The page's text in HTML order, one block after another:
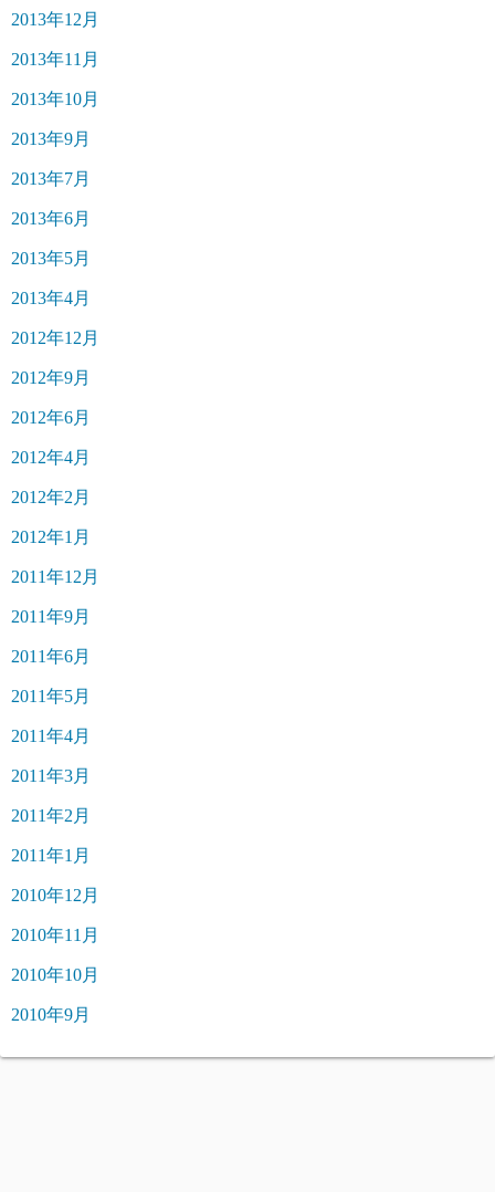
2013年12月
2013年11月
2013年10月
2013年9月
2013年7月
2013年6月
2013年5月
2013年4月
2012年12月
2012年9月
2012年6月
2012年4月
2012年2月
2012年1月
2011年12月
2011年9月
2011年6月
2011年5月
2011年4月
2011年3月
2011年2月
2011年1月
2010年12月
2010年11月
2010年10月
2010年9月